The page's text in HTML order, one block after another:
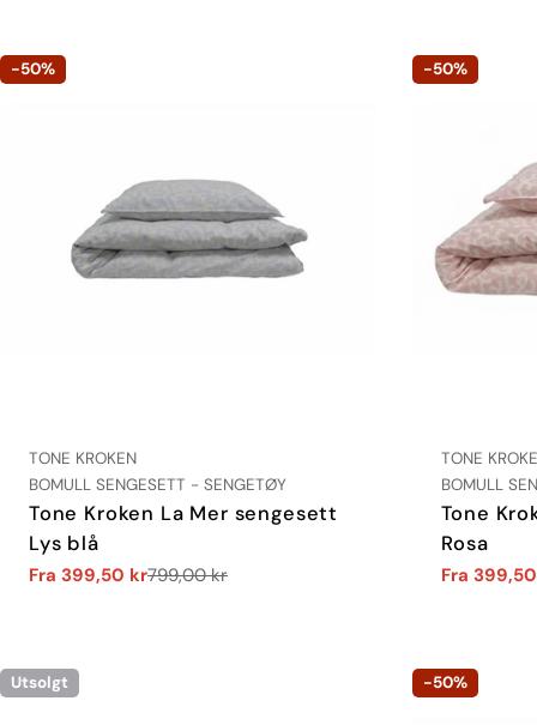
-50%
LEVERANDØR:
TONE KROKEN
TYPE:
BOMULL SENGESETT - SENGETØY
Tone Kroken La Mer sengesett
Lys blå
Salgs
Fra 399,50 kr
Vanlig
799,00 kr
-50%
TONE
TYPE:
BOMULL
Tone
Rosa
Salgs
Fra
Vanlig
Utsolgt -50%